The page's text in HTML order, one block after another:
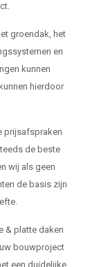
groendak, het
en
kunnen
hierdoor
prijsafspraken
de beste
wij als geen
de basis zijn
& platte daken
bouwproject
een duidelijke